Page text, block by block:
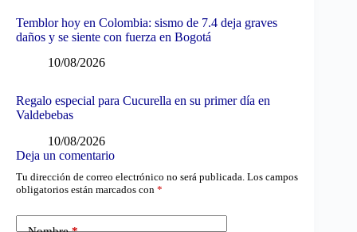
Temblor hoy en Colombia: sismo de 7.4 deja graves
daños y se siente con fuerza en Bogotá
10/08/2026
Regalo especial para Cucurella en su primer día en
Valdebebas
10/08/2026
Deja un comentario
Tu dirección de correo electrónico no será publicada. Los campos
obligatorios están marcados con *